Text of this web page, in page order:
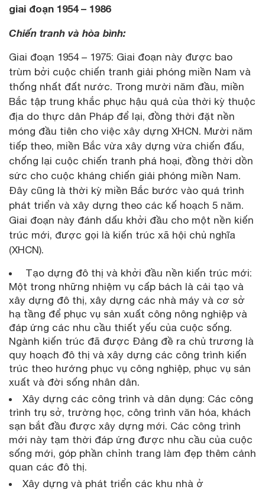
giai đoạn 1954 – 1986
Chiến tranh và hòa bình:
Giai đoạn 1954 – 1975: Giai đoạn này được bao
trùm bởi cuộc chiến tranh giải phóng miền Nam và
thống nhất đất nước. Trong mười năm đầu, miền
Bắc tập trung khắc phục hậu quả của thời kỳ thuộc
địa do thực dân Pháp để lại, đồng thời đặt nền
móng đầu tiên cho việc xây dựng XHCN. Mười năm
tiếp theo, miền Bắc vừa xây dựng vừa chiến đấu,
chống lại cuộc chiến tranh phá hoại, đồng thời dồn
sức cho cuộc kháng chiến giải phóng miền Nam.
Đây cũng là thời kỳ miền Bắc bước vào quá trình
phát triển và xây dựng theo các kế hoạch 5 năm.
Giai đoạn này đánh dấu khởi đầu cho một nền kiến
trúc mới, được gọi là kiến trúc xã hội chủ nghĩa
(XHCN).
Tạo dựng đô thị và khởi đầu nền kiến trúc mới:
Một trong những nhiệm vụ cấp bách là cải tạo và
xây dựng đô thị, xây dựng các nhà máy và cơ sở
hạ tầng để phục vụ sản xuất công nông nghiệp và
đáp ứng các nhu cầu thiết yếu của cuộc sống.
Ngành kiến trúc đã được Đảng đề ra chủ trương là
quy hoạch đô thị và xây dựng các công trình kiến
trúc theo hướng phục vụ công nghiệp, phục vụ sản
xuất và đời sống nhân dân.
Xây dựng các công trình và dân dụng: Các công
trình trụ sở, trường học, công trình văn hóa, khách
sạn bắt đầu được xây dựng mới. Các công trình
mới này tạm thời đáp ứng được nhu cầu của cuộc
sống mới, góp phần chỉnh trang làm đẹp thêm cảnh
quan các đô thị.
Xây dựng và phát triển các khu nhà ở